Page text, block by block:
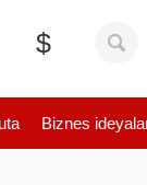
$
Biznes